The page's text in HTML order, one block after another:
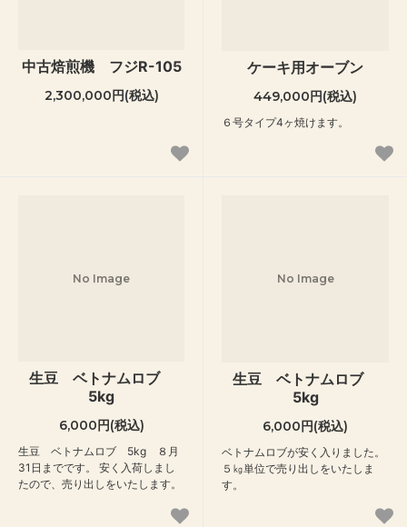
中古焙煎機 フジR-105
2,300,000円(税込)
ケーキ用オーブン
449,000円(税込)
６号タイプ4ヶ焼けます。
No Image
生豆 ベトナムロブ
5kg
6,000円(税込)
生豆 ベトナムロブ 5kg ８月
31日までです。 安く入荷しまし
たので、売り出しをいたします。
No Image
生豆 ベトナムロブ
5kg
6,000円(税込)
ベトナムロブが安く入りました。
５㎏単位で売り出しをいたしま
す。
ggggg